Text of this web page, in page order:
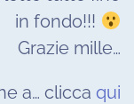
in fondo!!!
Grazie mille…
a… clicca qui